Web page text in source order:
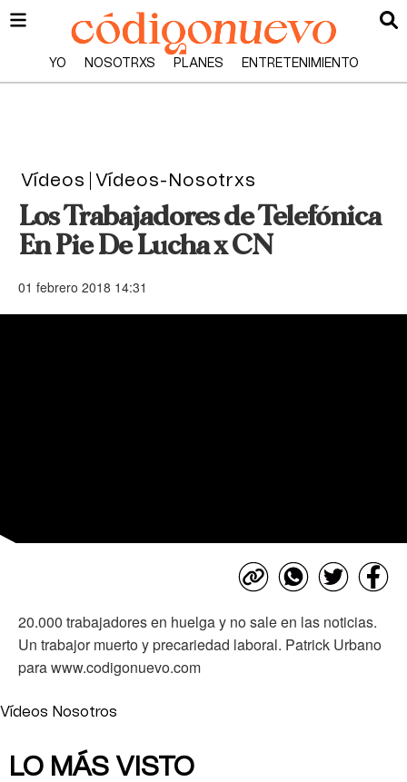
YO NOSOTRXS PLANES ENTRETENIMIENTO
Vídeos Vídeos-Nosotrxs
Los Trabajadores de Telefónica
En Pie De Lucha x CN
01 febrero 2018 14:31
20.000 trabajadores en huelga y no sale en las noticias.
Un trabajor muerto y precariedad laboral. Patrick Urbano
para www.codigonuevo.com
Vídeos Nosotros
LO MÁS VISTO